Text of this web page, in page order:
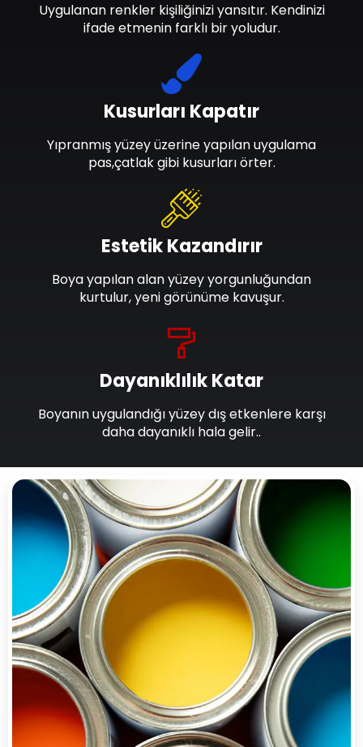
Dayanıklılık Katar
Boyanın uygulandığı yüzey dış etkenlere karşı
daha dayanıklı hala gelir..
Estetik Kazandırır
Boya yapılan alan yüzey yorgunluğundan
kurtulur, yeni görünüme kavuşur.
Kusurları Kapatır
Yıpranmış yüzey üzerine yapılan uygulama
pas,çatlak gibi kusurları örter.
Uygulanan renkler kişiliğinizi yansıtır. Kendinizi
ifade etmenin farklı bir yoludur.